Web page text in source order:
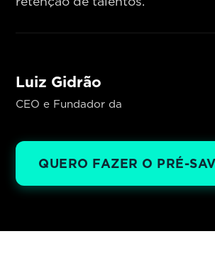
Luiz Gidrão
CEO e Fundador da
QUERO FAZER O PRÉ-